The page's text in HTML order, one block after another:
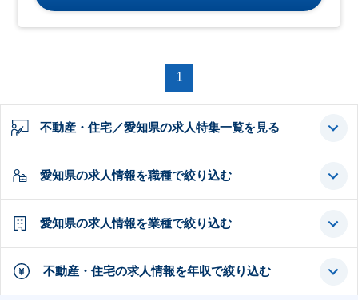
1
不動産・住宅／愛知県の求人特集一覧を見る
愛知県の求人情報を職種で絞り込む
愛知県の求人情報を業種で絞り込む
不動産・住宅の求人情報を年収で絞り込む